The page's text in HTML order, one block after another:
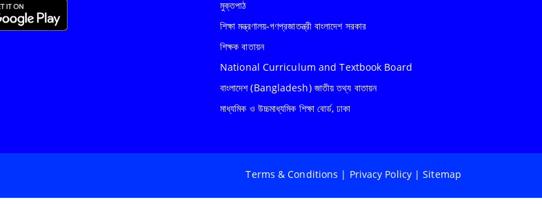
মুক্তপাঠ
শিক্ষা মন্ত্রণালয়-গণপ্রজাতন্ত্রী বাংলাদেশ সরকার
শিক্ষক বাতায়ন
National Curriculum and Textbook Board
বাংলাদেশ (Bangladesh) জাতীয় তথ্য বাতায়ন
মাধ্যমিক ও উচ্চমাধ্যমিক শিক্ষা বোর্ড, ঢাকা
Terms & Conditions | Privacy Policy | Sitemap